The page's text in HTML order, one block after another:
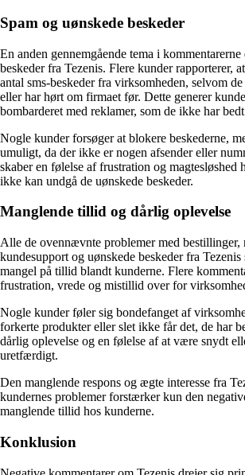
Spam og uønskede beskeder
En anden gennemgående tema i
beskeder fra Tezenis. Flere kunder rapporterer,
antal sms-beskeder fra virksomheden, selvom
eller har hørt om firmaet før. Dette generer
bombarderet med reklamer, som de ikke har
Nogle kunder forsøger at blokere beskederne,
umuligt, da der ikke er nogen afsender eller
skaber en følelse af frustration og magtesløshed
ikke kan undgå de uønskede beskeder.
Manglende tillid og dårlig oplevelse
Alle de ovennævnte problemer med bestillinger,
kundesupport og uønskede beskeder fra Tezenis
mangel på tillid blandt kunderne. Flere
frustration, vrede og mistillid over for
Nogle kunder føler sig bondefanget af
forkerte produkter eller slet ikke får det, de har
dårlig oplevelse og en følelse af at være snydt
uretfærdigt.
Den manglende respons og ægte interesse fra
kundernes problemer forstærker kun den
manglende tillid hos kunderne.
Konklusion